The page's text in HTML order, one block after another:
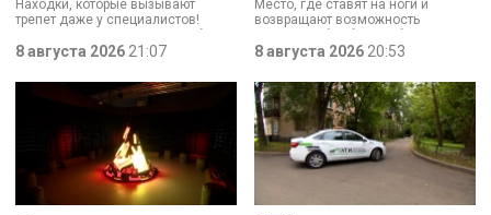
Находки, которые вызывают
трепет даже у специалистов!
Нательный крест возрастом более
тысячи лет и боевой топор – вот
главные трофеи археологической
экспедиции в Старой Ладоге в
8 августа 2026 21:07
до передового
медицинского центра
Место, где ставят на ноги и
возвращают возможность
двигаться без боли. Юбилей
отмечает Институт травматологии
и ортопедии имени Р.Р. Вредена.
8 августа 2026 20:53